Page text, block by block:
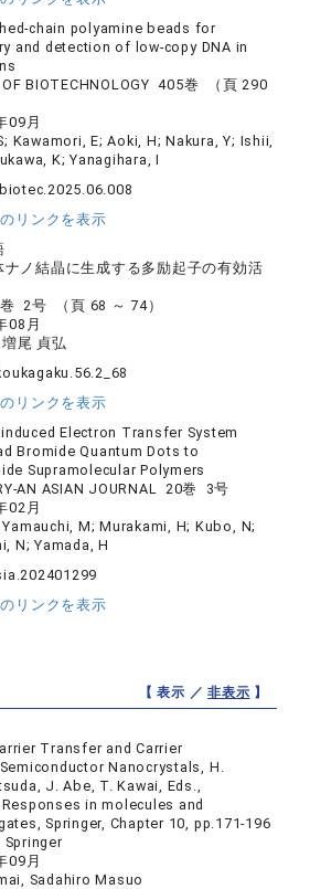
chain polyamine beads for
and detection of low-copy DNA in
OF BIOTECHNOLOGY 405巻 （頁 290
09月
Kawamori, E; Aoki, H; Nakura, Y; Ishii,
K; Yanagihara, I
リンクを表示
ナノ結晶に生成する多励起子の有効活
2号 （頁 68 ～ 74）
08月
尾 貞弘
リンクを表示
Electron Transfer System
Bromide Quantum Dots to
Supramolecular Polymers
AN ASIAN JOURNAL 20巻 3号
02月
M; Murakami, H; Kubo, N;
N; Yamada, H
リンクを表示
【 表示 ／非表示 】
Transfer and Carrier
Nanocrystals, H.
J. Abe, T. Kawai, Eds.,
in molecules and
Springer, Chapter 10, pp.171-196
Springer
09月
Sadahiro Masuo